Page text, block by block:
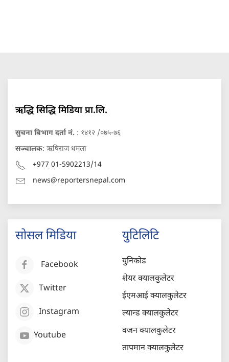
ऋद्धि सिद्धि मिडिया प्रा.लि.
सुचना बिभाग दर्ता नं. : १४१२ /०७५-७६
सञ्चालक: ऋषिराज धमला
+977 01-5902213/14
news@reportersnepal.com
सोसल मिडिया
Facebook
Twitter
Instagram
Youtube
युटिलिटि
युनिकोड
शेयर क्यालकुलेटर
ईएमआई क्यालकुलेटर
ल्यान्ड क्यालकुलेटर
वजन क्यालकुलेटर
तापमान क्यालकुलेटर